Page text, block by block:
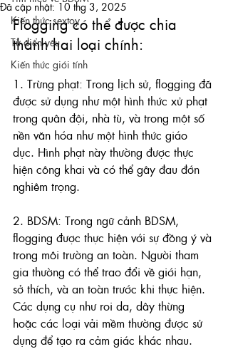
Kiến thức sextoy
Từ điển yêu
Kiến thức giới tính
Đã cập nhật:10 thg 3, 2025
Flogging có thể được chia
thành hai loại chính:
1. Trừng phạt: Trong lịch sử, flogging đã
được sử dụng như một hình thức xử phạt
trong quân đội, nhà tù, và trong một số
nền văn hóa như một hình thức giáo
dục. Hình phạt này thường được thực
hiện công khai và có thể gây đau đớn
nghiêm trọng.
2. BDSM: Trong ngữ cảnh BDSM,
flogging được thực hiện với sự đồng ý và
trong môi trường an toàn. Người tham
gia thường có thể trao đổi về giới hạn,
sở thích, và an toàn trước khi thực hiện.
Các dụng cụ như roi da, dây thừng
hoặc các loại vải mềm thường được sử
dụng để tạo ra cảm giác khác nhau.